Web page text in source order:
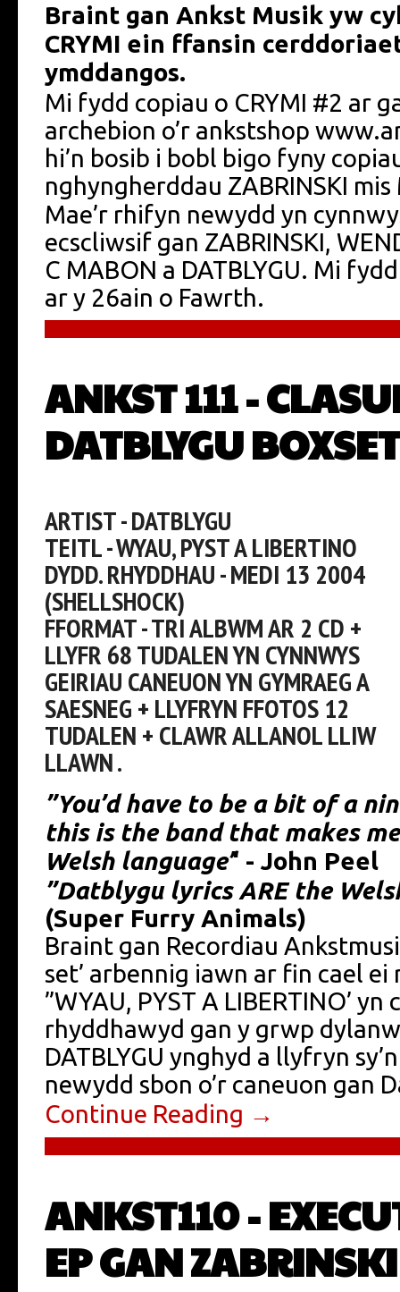
Braint gan Ankst Musik yw
CRYMI ein ffansin
ymddangos.
Mi fydd copiau o CRYMI #2 ar
archebion o’r ankstshop
hi’n bosib i bobl bigo fyny
nghyngherddau ZABRINSKI
Mae’r rhifyn newydd yn
ecscliwsif gan ZABRINSKI,
C MABON a DATBLYGU. Mi
ar y 26ain o Fawrth.
ANKST 111 -
DATBLYGU BOXSET
ARTIST - DATBLYGU
TEITL - WYAU, PYST A LIBERTINO
DYDD. RHYDDHAU - MEDI 13 2004
(SHELLSHOCK)
FFORMAT - TRI ALBWM AR 2 CD +
LLYFR 68 TUDALEN YN CYNNWYS
GEIRIAU CANEUON YN GYMRAEG A
SAESNEG + LLYFRYN FFOTOS 12
TUDALEN + CLAWR ALLANOL LLIW
LLAWN .
”You’d have to be a bit of a
this is the band that makes
Welsh language’‘ - John Peel
”Datblygu lyrics ARE the
(Super Furry Animals)
Braint gan Recordiau
set’ arbennig iawn ar fin cael
”WYAU, PYST A LIBERTINO’
rhyddhawyd gan y grwp
DATBLYGU ynghyd a llyfryn
newydd sbon o’r caneuon gan
Continue Reading →
ANKST110 -
EP GAN ZABRINSKI